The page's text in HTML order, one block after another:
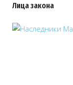
Лица закона